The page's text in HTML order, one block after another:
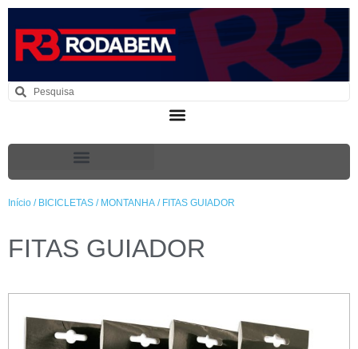
Início / BICICLETAS / MONTANHA / FITAS GUIADOR
FITAS GUIADOR